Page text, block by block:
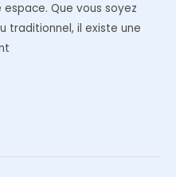
Que vous soyez
traditionnel, il existe une